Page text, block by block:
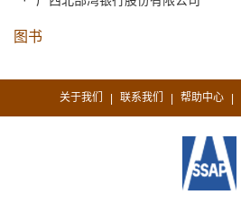
图书
关于我们 | 联系我们 | 帮助中心 |